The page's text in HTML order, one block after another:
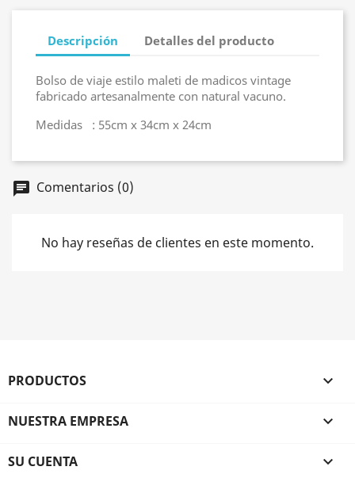
Descripción Detalles del producto
Bolso de viaje estilo maleti de madicos vintage
fabricado artesanalmente con natural vacuno.
Medidas : 55cm x 34cm x 24cm
chat Comentarios (0)
No hay reseñas de clientes en este momento.
PRODUCTOS 
NUESTRA EMPRESA 
SU CUENTA 